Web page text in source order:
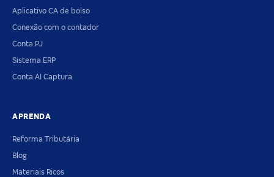
Aplicativo CA de bolso
Conexão com o contador
Conta PJ
Sistema ERP
Conta AI Captura
APRENDA
Reforma Tributária
Blog
Materiais Ricos